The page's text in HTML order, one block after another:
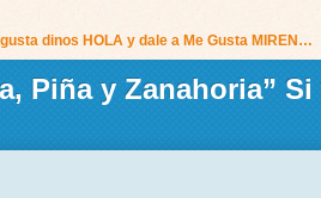
dinos HOLA y dale a Me Gusta MIREN…
Piña y Zanahoria”